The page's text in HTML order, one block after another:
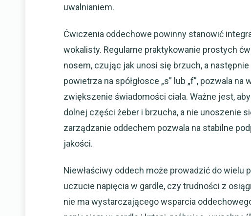
uwalnianiem.
Ćwiczenia oddechowe powinny stanowić
wokalisty. Regularne praktykowanie prostych
nosem, czując jak unosi się brzuch, a
powietrza na spółgłosce „s” lub „f”, pozwala
zwiększenie świadomości ciała. Ważne jest,
dolnej części żeber i brzucha, a nie unoszenie
zarządzanie oddechem pozwala na stabilne
jakości.
Niewłaściwy oddech może prowadzić do wielu
uczucie napięcia w gardle, czy trudności z
nie ma wystarczającego wsparcia